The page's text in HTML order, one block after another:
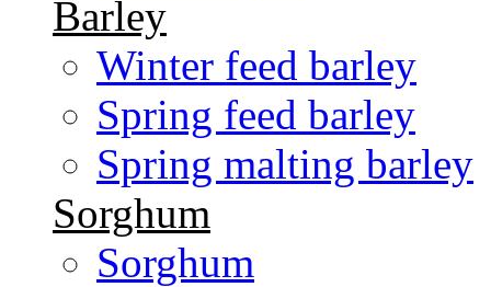
Barley
Winter feed barley
Spring feed barley
Spring malting barley
Sorghum
Sorghum